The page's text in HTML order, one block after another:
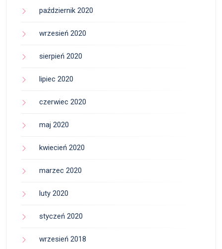
październik 2020
wrzesień 2020
sierpień 2020
lipiec 2020
czerwiec 2020
maj 2020
kwiecień 2020
marzec 2020
luty 2020
styczeń 2020
wrzesień 2018